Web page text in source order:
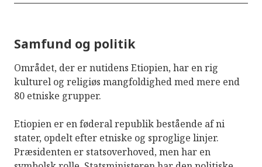
Samfund og politik
Området, der er nutidens Etiopien, har en rig
kulturel og religiøs mangfoldighed med mere end
80 etniske grupper.
Etiopien er en føderal republik bestående af ni
stater, opdelt efter etniske og sproglige linjer.
Præsidenten er statsoverhoved, men har en